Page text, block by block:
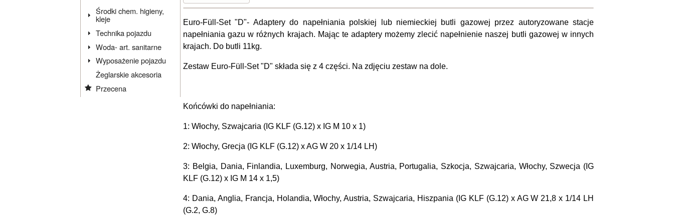
Środki chem. higieny,
kleje
Technika pojazdu
Woda- art. sanitarne
Wyposażenie pojazdu
Żeglarskie akcesoria
Przecena
Euro-Füll-Set "D"- Adaptery do napełniania polskiej lub niemieckiej butli gazowej przez autoryzowane stacje
napełniania gazu w różnych krajach. Mając te adaptery możemy zlecić napełnienie naszej butli gazowej w innych
krajach. Do butli 11kg.
Zestaw Euro-Füll-Set "D" składa się z 4 części. Na zdjęciu zestaw na dole.
Końcówki do napełniania:
1: Włochy, Szwajcaria (IG KLF (G.12) x IG M 10 x 1)
2: Włochy, Grecja ( IG KLF (G.12) x AG W 20 x 1/14 LH)
3: Belgia, Dania, Finlandia, Luxemburg, Norwegia, Austria, Portugalia, Szkocja, Szwajcaria, Włochy, Szwecja ( IG
KLF (G.12) x IG M 14 x 1,5)
4: Dania, Anglia, Francja, Holandia, Włochy, Austria, Szwajcaria, Hiszpania ( IG KLF (G.12) x AG W 21,8 x 1/14 LH
(G.2, G.8)